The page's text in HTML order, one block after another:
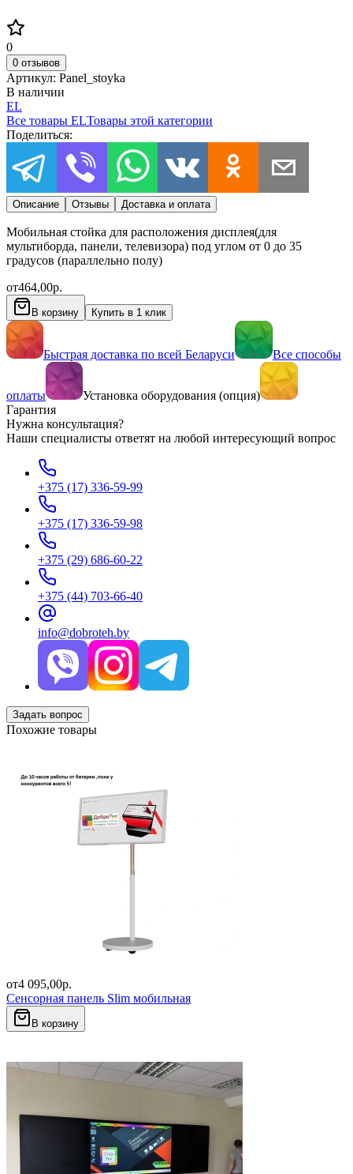
0
0 отзывов
Артикул: Panel_stoyka
В наличии
EL
Все товары ELТовары этой категории
Поделиться:
Описание Отзывы Доставка и оплата
Мобильная стойка для расположения дисплея(для
мультиборда, панели, телевизора) под углом от 0 до 35
градусов (параллельно полу)
от464,00р.
В корзину Купить в 1 клик
Быстрая доставка по всей Беларуси Все способы
оплаты
Установка оборудования (опция)
Гарантия
Нужна консультация?
Наши специалисты ответят на любой интересующий вопрос
+375 (17) 336-59-99
+375 (17) 336-59-98
+375 (29) 686-60-22
+375 (44) 703-66-40
info@dobroteh.by
Задать вопрос
Похожие товары
от4 095,00р.
Сенсорная панель Slim мобильная
В корзину